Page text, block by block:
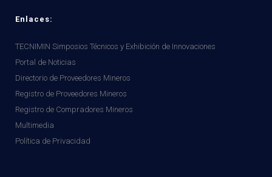
Enlaces:
TECNIMIN Simposios Técnicos y Exhibición de Innovaciones
Portal de Noticias
Directorio de Proveedores Mineros
Registro de Proveedores Mineros
Registro de Compradores Mineros
Multimedia
Política de Privacidad